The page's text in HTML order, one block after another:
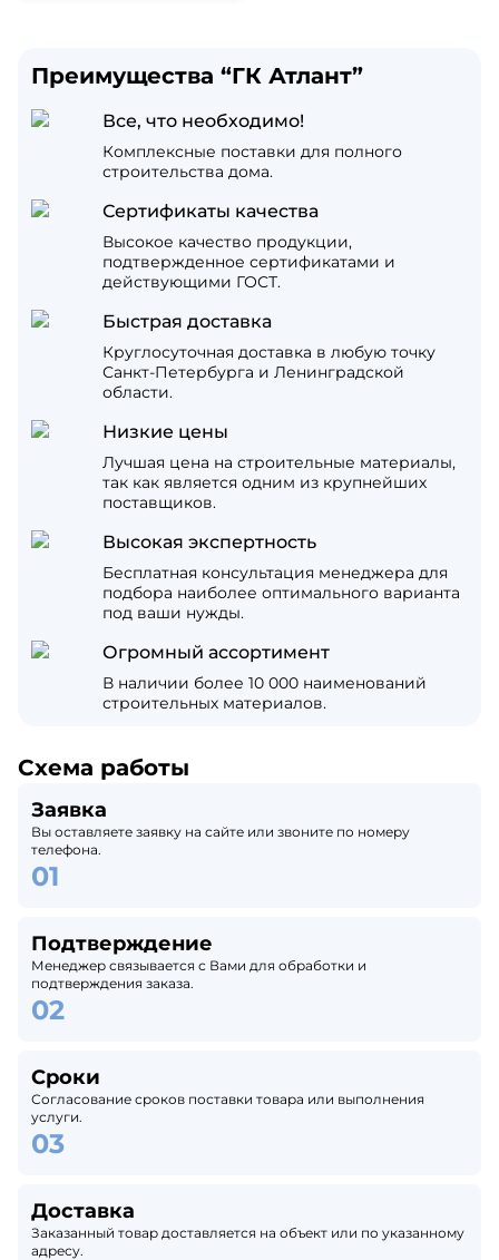
Преимущества “ГК Атлант”
Все, что необходимо!
Комплексные поставки для полного
строительства дома.
Сертификаты качества
Высокое качество продукции,
подтвержденное сертификатами и
действующими ГОСТ.
Быстрая доставка
Круглосуточная доставка в любую точку
Санкт-Петербурга и Ленинградской
области.
Низкие цены
Лучшая цена на строительные материалы,
так как является одним из крупнейших
поставщиков.
Высокая экспертность
Бесплатная консультация менеджера для
подбора наиболее оптимального варианта
под ваши нужды.
Огромный ассортимент
В наличии более 10 000 наименований
строительных материалов.
Схема работы
Заявка
Вы оставляете заявку на сайте или звоните по номеру
телефона.
Подтверждение
Менеджер связывается с Вами для обработки и
подтверждения заказа.
Сроки
Согласование сроков поставки товара или выполнения
услуги.
Доставка
Заказанный товар доставляется на объект или по указанному
адресу.